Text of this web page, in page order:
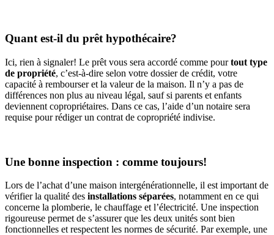
Quant est-il du prêt hypothécaire?
Ici, rien à signaler! Le prêt vous sera accordé comme pourtout type
de propriété, c’est-à-dire selon votre dossier de crédit, votre
capacité à rembourser et la valeur de la maison. Il n’y a pas de
différences non plus au niveau légal, sauf si parents et enfants
deviennent copropriétaires. Dans ce cas, l’aide d’un notaire sera
requise pour rédiger un contrat de copropriété indivise.
Une bonne inspection : comme toujours!
Lors de l’achat d’une maison intergénérationnelle, il est important de
vérifier la qualité des installations séparées, notamment en ce qui
concerne la plomberie, le chauffage et l’électricité. Une inspection
rigoureuse permet de s’assurer que les deux unités sont bien
fonctionnelles et respectent les normes de sécurité. Par exemple, une